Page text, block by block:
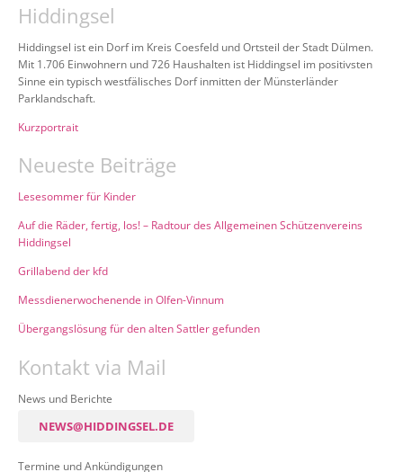
Hiddingsel
Hiddingsel ist ein Dorf im Kreis Coesfeld und Ortsteil der Stadt Dülmen.
Mit 1.706 Einwohnern und 726 Haushalten ist Hiddingsel im positivsten
Sinne ein typisch westfälisches Dorf inmitten der Münsterländer
Parklandschaft.
Kurzportrait
Neueste Beiträge
Lesesommer für Kinder
Auf die Räder, fertig, los! – Radtour des Allgemeinen Schützenvereins
Hiddingsel
Grillabend der kfd
Messdienerwochenende in Olfen-Vinnum
Übergangslösung für den alten Sattler gefunden
Kontakt via Mail
News und Berichte
NEWS@HIDDINGSEL.DE
Termine und Ankündigungen